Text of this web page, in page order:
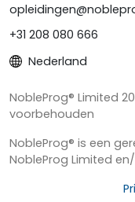
+31 208 080 666
Nederland
NobleProg® Limited
voorbehouden
NobleProg® is een
NobleProg Limited